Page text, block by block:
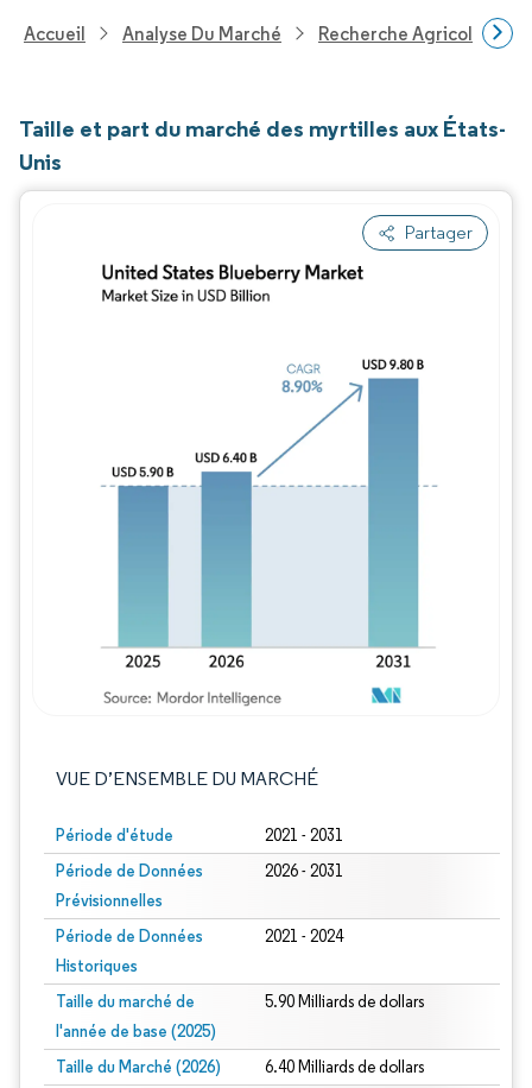
Accueil Analyse Du Marché Recherche Agricole
Taille et part du marché des myrtilles aux États-
Unis
Partager
VUE D’ENSEMBLE DU MARCHÉ
Période d'étude 2021 - 2031
Période de Données
Prévisionnelles
2026 - 2031
Période de Données
Historiques
2021 - 2024
Taille du marché de
l'année de base (2025)
5.90 Milliards de dollars
Taille du Marché (2026) 6.40 Milliards de dollars